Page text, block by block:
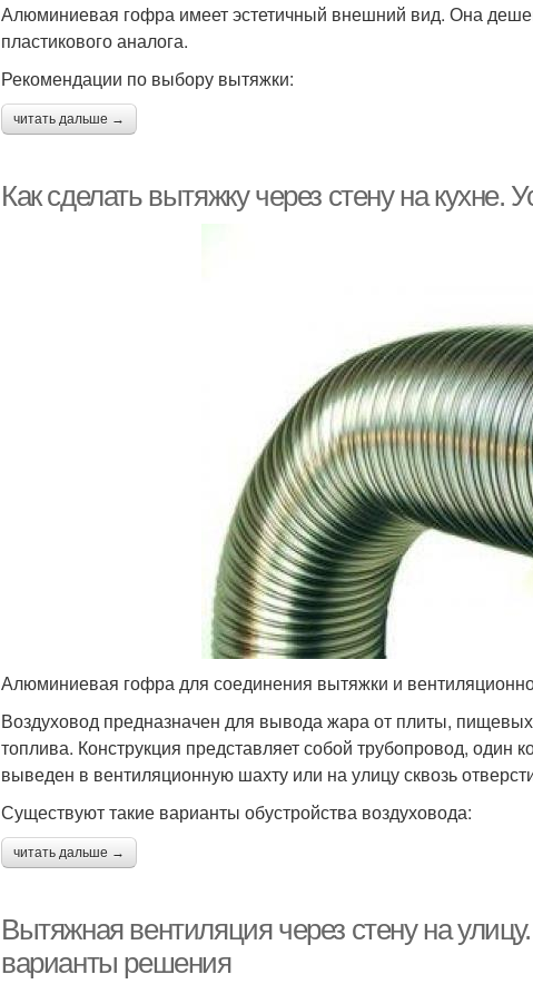
Алюминиевая гофра имеет эстетичный внешний вид. Она
пластикового аналога.
Рекомендации по выбору вытяжки:
читать дальше →
Как сделать вытяжку через стену на кухне.
Алюминиевая гофра для соединения вытяжки и
Воздуховод предназначен для вывода жара от плиты,
топлива. Конструкция представляет собой трубопровод, один
выведен в вентиляционную шахту или на улицу сквозь
Существуют такие варианты обустройства воздуховода:
читать дальше →
Вытяжная вентиляция через стену на
варианты решения